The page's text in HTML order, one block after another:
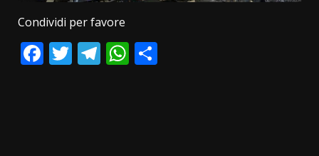
Condividi per favore
Facebook
Twitter
Telegram
WhatsApp